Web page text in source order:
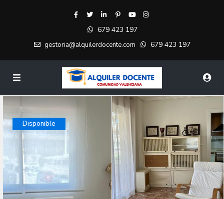
679 423 197
gestoria@alquilerdocente.com 679 423 197
Disponible